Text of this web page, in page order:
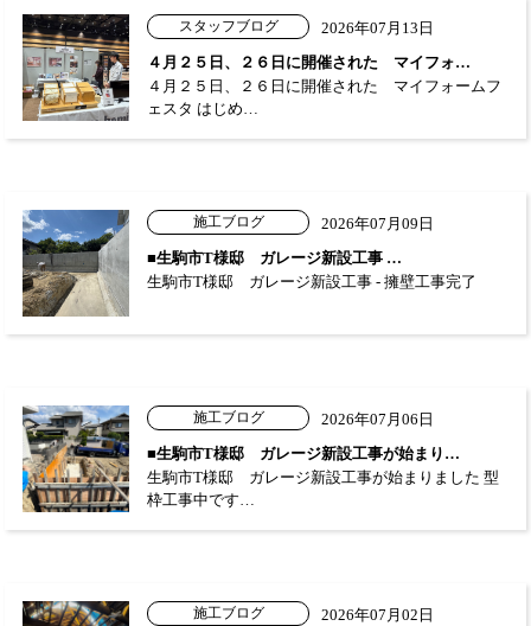
スタッフブログ
2026年07月13日
４月２５日、２６日に開催された マイフォ…
４月２５日、２６日に開催された マイフォームフ
ェスタ はじめ…
施工ブログ
2026年07月09日
■生駒市T様邸 ガレージ新設工事 …
生駒市T様邸 ガレージ新設工事 - 擁壁工事完了
施工ブログ
2026年07月06日
■生駒市T様邸 ガレージ新設工事が始まり…
生駒市T様邸 ガレージ新設工事が始まりました 型
枠工事中です…
施工ブログ 2026年07月02日